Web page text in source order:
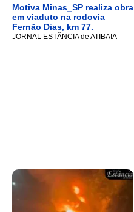
Motiva Minas_SP realiza obra
em viaduto na rodovia
Fernão Dias, km 77.
JORNAL ESTÂNCIA de ATIBAIA